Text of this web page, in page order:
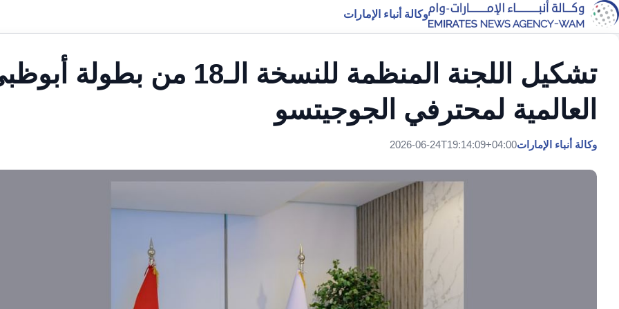
وكالة أنباء الإمارات
تشكيل اللجنة المنظمة للنسخة الـ18 من بطولة
العالمية لمحترفي الجوجيتسو
وكالة أنباء الإمارات2026-06-24T19:14:09+04:00